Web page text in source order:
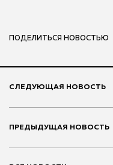
ПОДЕЛИТЬСЯ НОВОСТЬЮ
ПРЕДЫДУЩАЯ НОВОСТЬ
СЛЕДУЮЩАЯ НОВОСТЬ